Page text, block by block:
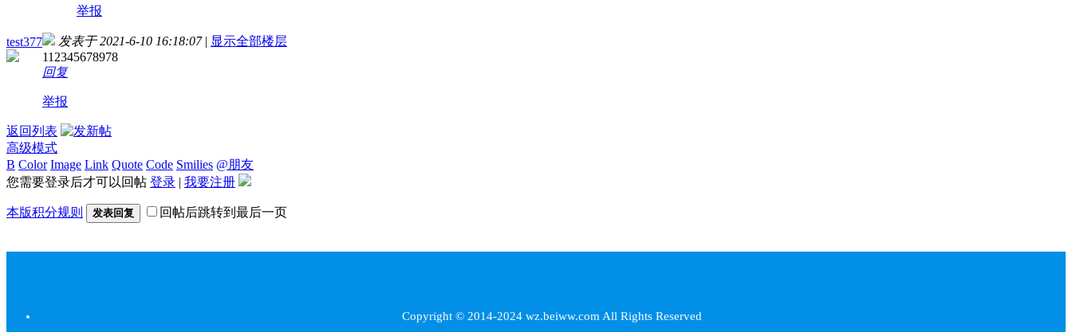
举报
test377 发表于 2021-6-10 16:18:07 | 显示全部楼层
112345678978
回复
举报
返回列表
高级模式
B Color Image Link Quote Code Smilies @朋友
您需要登录后才可以回帖 登录 | 我要注册
本版积分规则 发表回复 回帖后跳转到最后一页
Copyright © 2014-2024 wz.beiww.com All Rights Reserved